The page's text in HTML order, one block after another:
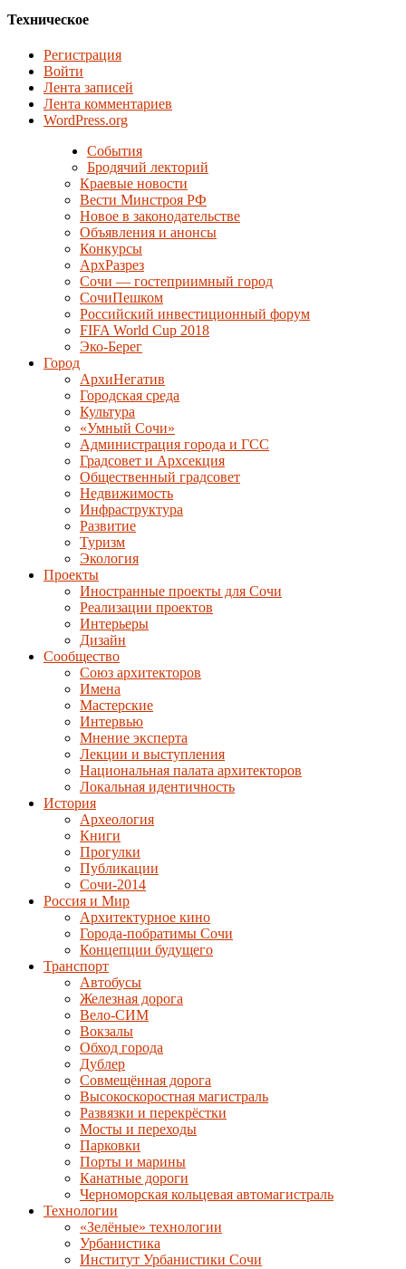
Техническое
Регистрация
Войти
Лента записей
Лента комментариев
WordPress.org
События
Бродячий лекторий
Краевые новости
Вести Минстроя РФ
Новое в законодательстве
Объявления и анонсы
Конкурсы
АрхРазрез
Сочи — гостеприимный город
СочиПешком
Российский инвестиционный форум
FIFA World Cup 2018
Эко-Берег
Город
АрхиНегатив
Городская среда
Культура
«Умный Сочи»
Администрация города и ГСС
Градсовет и Архсекция
Общественный градсовет
Недвижимость
Инфраструктура
Развитие
Туризм
Экология
Проекты
Иностранные проекты для Сочи
Реализации проектов
Интерьеры
Дизайн
Сообщество
Союз архитекторов
Имена
Мастерские
Интервью
Мнение эксперта
Лекции и выступления
Национальная палата архитекторов
Локальная идентичность
История
Археология
Книги
Прогулки
Публикации
Сочи-2014
Россия и Мир
Архитектурное кино
Города-побратимы Сочи
Концепции будущего
Транспорт
Автобусы
Железная дорога
Вело-СИМ
Вокзалы
Обход города
Дублер
Совмещённая дорога
Высокоскоростная магистраль
Развязки и перекрёстки
Мосты и переходы
Парковки
Порты и марины
Канатные дороги
Черноморская кольцевая автомагистраль
Технологии
«Зелёные» технологии
Урбанистика
Институт Урбанистики Сочи